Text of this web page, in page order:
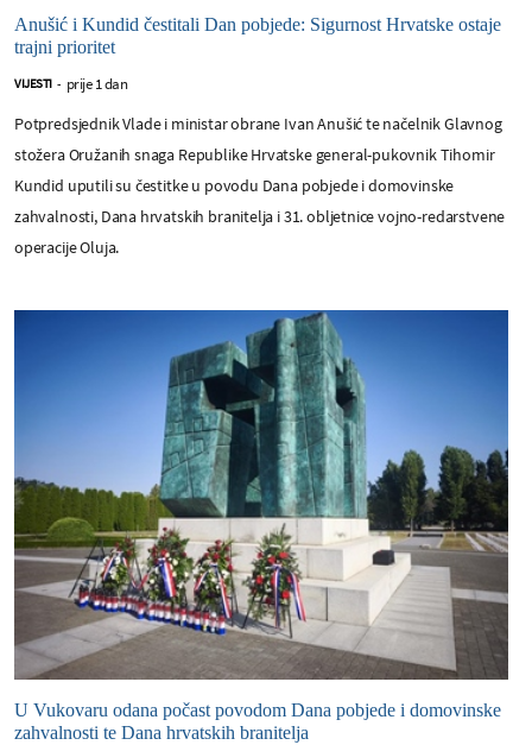
Anušić i Kundid čestitali Dan pobjede: Sigurnost Hrvatske ostaje
trajni prioritet
VIJESTI - prije 1 dan
Potpredsjednik Vlade i ministar obrane Ivan Anušić te načelnik Glavnog
stožera Oružanih snaga Republike Hrvatske general-pukovnik Tihomir
Kundid uputili su čestitke u povodu Dana pobjede i domovinske
zahvalnosti, Dana hrvatskih branitelja i 31. obljetnice vojno-redarstvene
operacije Oluja.
U Vukovaru odana počast povodom Dana pobjede i domovinske
zahvalnosti te Dana hrvatskih branitelja